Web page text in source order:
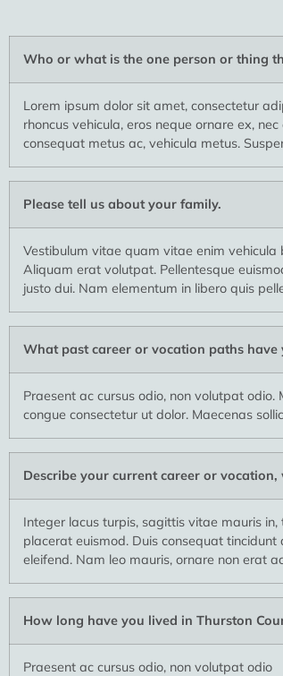
Who or what is the one person or thing
Lorem ipsum dolor sit amet, consectetur
rhoncus vehicula, eros neque ornare ex,
consequat metus ac, vehicula metus.
Please tell us about your family.
Vestibulum vitae quam vitae enim vehicula
Aliquam erat volutpat. Pellentesque
justo dui. Nam elementum in libero quis
What past career or vocation paths have
Praesent ac cursus odio, non volutpat
congue consectetur ut dolor. Maecenas
Describe your current career or
Integer lacus turpis, sagittis vitae mauris
placerat euismod. Duis consequat
eleifend. Nam leo mauris, ornare non erat
How long have you lived in Thurston
Praesent ac cursus odio, non volutpat odio